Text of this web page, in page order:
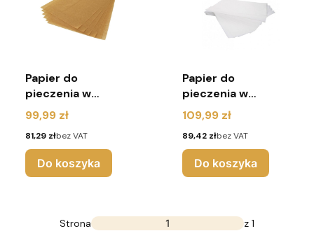
Papier do
pieczenia w
ryzach 60x40 cm,
brąz - 500 sztuk
Cena
99,99 zł
Cena
81,29 złbez VAT
Do koszyka
Papier do
pieczenia w
ryzach 60x40cm,
biały - 500 sztuk
Cena
109,99 zł
Cena
89,42 złbez VAT
Do koszyka
Strona z 1